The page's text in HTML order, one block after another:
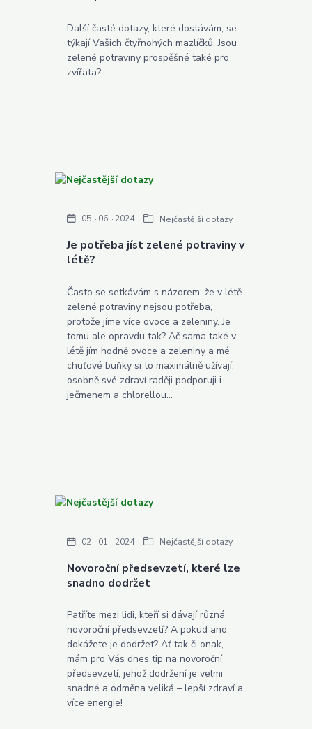
Další časté dotazy, které dostávám, se
týkají Vašich čtyřnohých mazlíčků. Jsou
zelené potraviny prospěšné také pro
zvířata?
Je potřeba jíst zelené potraviny v
létě?
05 06 2024 Nejčastější dotazy
Často se setkávám s názorem, že v létě
zelené potraviny nejsou potřeba,
protože jíme více ovoce a zeleniny. Je
tomu ale opravdu tak? Ač sama také v
létě jím hodně ovoce a zeleniny a mé
chuťové buňky si to maximálně užívají,
osobně své zdraví raději podporuji i
ječmenem a chlorellou...
Novoroční předsevzetí, které lze
snadno dodržet
02 01 2024 Nejčastější dotazy
Patříte mezi lidi, kteří si dávají různá
novoroční předsevzetí? A pokud ano,
dokážete je dodržet? Ať tak či onak,
mám pro Vás dnes tip na novoroční
předsevzetí, jehož dodržení je velmi
snadné a odměna veliká – lepší zdraví a
více energie!